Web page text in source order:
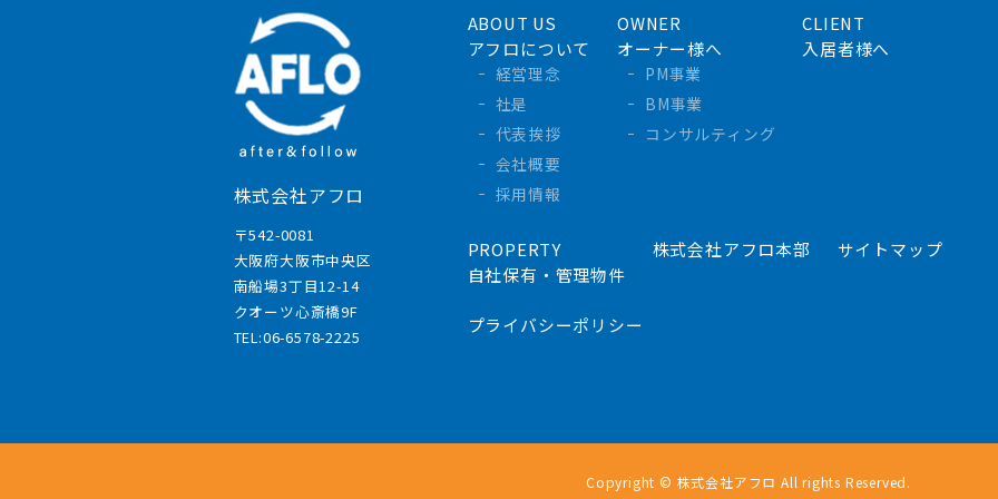
株式会社アフロ
〒542-0081
大阪府大阪市中央区
南船場3丁目12-14
クオーツ心斎橋9F
TEL:06-6578-2225
ABOUT US
アフロについて
経営理念
社是
代表挨拶
会社概要
採用情報
OWNER
オーナー様へ
PM事業
BM事業
コンサルティング
CLIENT
入居者様へ
PROPERTY
自社保有・管理物件
株式会社アフロ本部 サイトマップ
プライバシーポリシー
Copyright © 株式会社アフロ All rights Reserved.